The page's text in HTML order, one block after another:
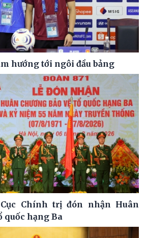
hướng tới ngôi đầu bảng
Chính trị đón nhận Huân
quốc hạng Ba